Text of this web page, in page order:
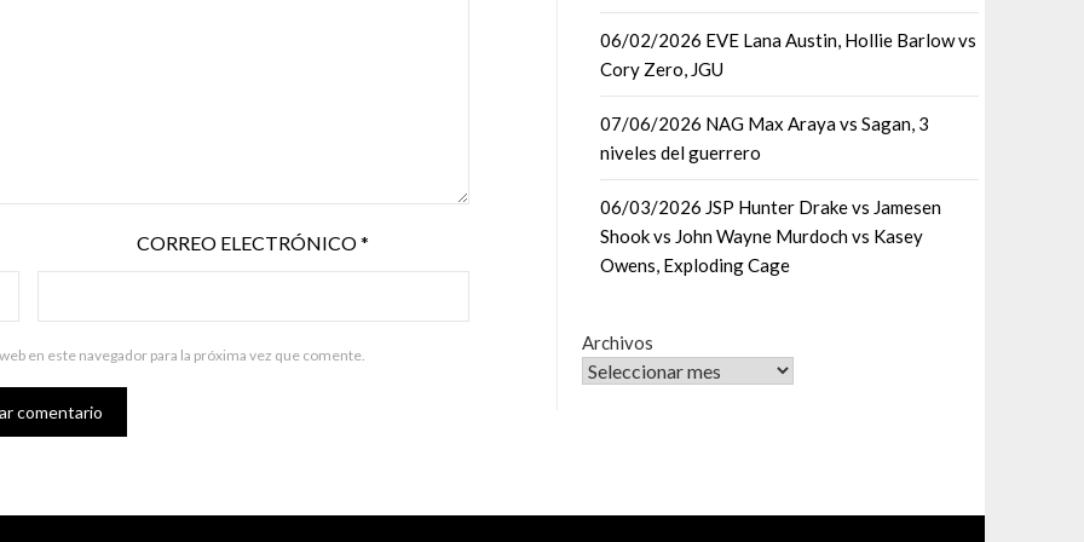
CORREO ELECTRÓNICO*
en este navegador para la próxima vez que comente.
06/02/2026 EVE Lana Austin, Hollie Barlow vs
Cory Zero, JGU
07/06/2026 NAG Max Araya vs Sagan, 3
niveles del guerrero
06/03/2026 JSP Hunter Drake vs Jamesen
Shook vs John Wayne Murdoch vs Kasey
Owens, Exploding Cage
Archivos